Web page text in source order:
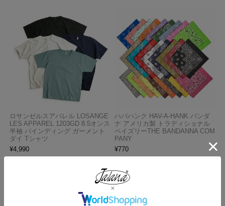
ロサンゼルスアパレル LOSANGE
LES APPAREL 1203GD 8.5オンス
半袖 バインディング ガーメント
ダイ Tシャツ
¥4,990
ハバハンク HAV-A-HANK バンダ
ナ アメリカ製 トラディショナル
ペイズリーTHE BANDANNA COM
PANY
¥770